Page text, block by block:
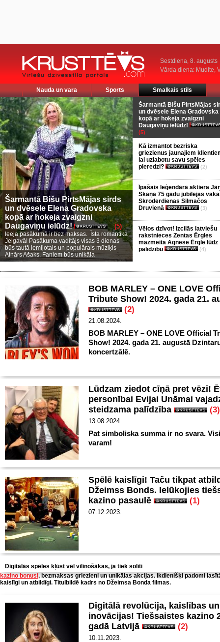
Sestdiena, 8. augusts
Vārda diena: Mudīte,
Nauda un vara Sports Smalkais stils
Šarmantā Bišu PirtsMājas sirds
un dvēsele Elena Gradovska
kopā ar hokeja zvaigzni
Daugaviņu ielūdz!
(5)
Ieeja pasākumā ir bez maksas. Īsta romantika
Jelgavā! Pasākuma vadītājs visas 3 dienas
būs tautā iemīļotais un populārais mūziķis
Ainārs Ašaks. Faniem būs unikāla
Šarmantā Bišu PirtsMājas
un dvēsele Elena Gradovska
kopā ar hokeja zvaigzni
Daugaviņu ielūdz!
(5)
Kā izmantot bezriska
griezienus jaunajiem
lai uzlabotu savu spēles
pieredzi?
(2)
Īpašais leģendārā aktiera
Skaņa 75 gadu jubilejas
Skroderdienas Silmačos
Druvienā
(3)
Vēlos dzīvot! Izcilās latviešu
rakstnieces Zentas Ērgles
mazmeita Agnese Ērgle lūdz
palīdzību
(4)
BOB MARLEY – ONE LOVE
Tribute Show! 2024. gada 21.
(2)
21.08.2024.
BOB MARLEY – ONE LOVE Official
Show! 2024. gada 21. augustā
koncertzālē.
Lūdzam ziedot cīņā pret vēzi!
personībai Evijai Unāmai
steidzama palīdzība
(3)
13.08.2024.
Pat simboliska summa ir no svara.
varam!
Spēlē kaislīgi! Taču tikpat
Džeimss Bonds. Ielūkojies
kazino pasaulē
(1)
07.12.2023.
Digitālās spēles kļūst vēl vilinošākas, ja tiek solīti
kazino bonusi, bezmaksas griezieni un unikālas akcijas. Ikdienišķi padomi
kaislīgi un atbildīgi. Titulbildē kadrs no Džeimsa Bonda filmas.
Digitālā revolūcija, kaislības un
inovācijas! Tiešsaistes kazino
gadā Latvijā
(2)
10.11.2023.